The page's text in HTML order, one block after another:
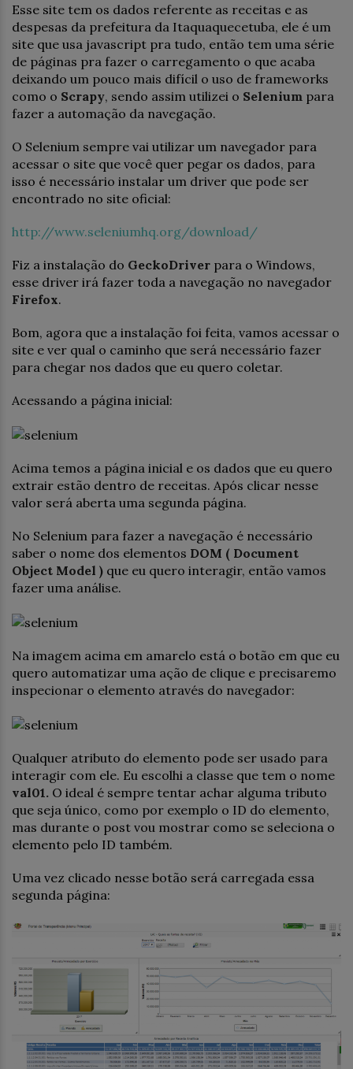
Esse site tem os dados referente as receitas e as
despesas da prefeitura da Itaquaquecetuba, ele é um
site que usa javascript pra tudo, então tem uma série
de páginas pra fazer o carregamento o que acaba
deixando um pouco mais difícil o uso de frameworks
como o Scrapy, sendo assim utilizei o Selenium para
fazer a automação da navegação.
O Selenium sempre vai utilizar um navegador para
acessar o site que você quer pegar os dados, para
isso é necessário instalar um driver que pode ser
encontrado no site oficial:
http://www.seleniumhq.org/download/
Fiz a instalação do GeckoDriver para o Windows,
esse driver irá fazer toda a navegação no navegador
Firefox.
Bom, agora que a instalação foi feita, vamos acessar o
site e ver qual o caminho que será necessário fazer
para chegar nos dados que eu quero coletar.
Acessando a página inicial:
Acima temos a página inicial e os dados que eu quero
extrair estão dentro de receitas. Após clicar nesse
valor será aberta uma segunda página.
No Selenium para fazer a navegação é necessário
saber o nome dos elementos DOM ( Document
Object Model ) que eu quero interagir, então vamos
fazer uma análise.
Na imagem acima em amarelo está o botão em que eu
quero automatizar uma ação de clique e precisaremo
inspecionar o elemento através do navegador:
Qualquer atributo do elemento pode ser usado para
interagir com ele. Eu escolhi a classe que tem o nome
val01. O ideal é sempre tentar achar alguma tributo
que seja único, como por exemplo o ID do elemento,
mas durante o post vou mostrar como se seleciona o
elemento pelo ID também.
Uma vez clicado nesse botão será carregada essa
segunda página: